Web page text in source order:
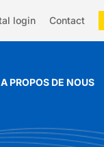
login Contact
A PROPOS DE NOUS